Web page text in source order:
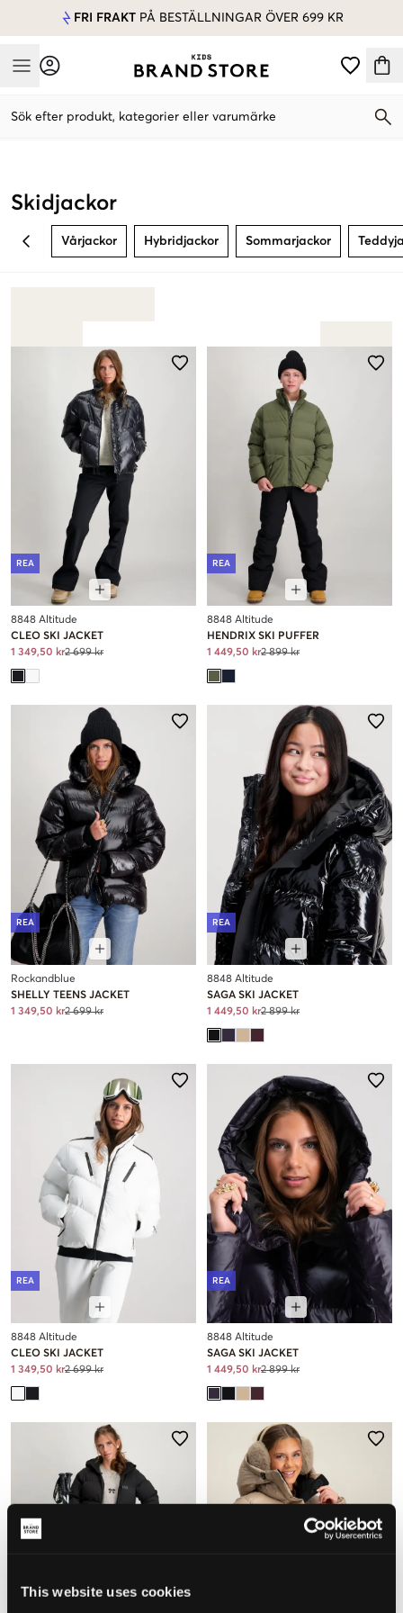
This website uses cookies
FRI FRAKT PÅ BESTÄLLNINGAR ÖVER 699 KR
Mobile Menu
Sök efter produkt, kategorier eller varumärke
Skidjackor
BACK Vårjackor Hybridjackor Sommarjackor
REA
8848 Altitude
CLEO SKI JACKET
1 349,50 kr2 699 kr
REA
8848 Altitude
HENDRIX SKI PUFFER
1 449,50 kr2 899 kr
REA
Rockandblue
SHELLY TEENS JACKET
1 349,50 kr2 699 kr
REA
8848 Altitude
SAGA SKI JACKET
1 449,50 kr2 899 kr
REA
8848 Altitude
CLEO SKI JACKET
1 349,50 kr2 699 kr
REA
8848 Altitude
SAGA SKI JACKET
1 449,50 kr2 899 kr